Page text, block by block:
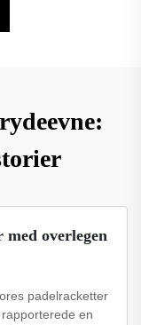
overlegen
padelracketter
en